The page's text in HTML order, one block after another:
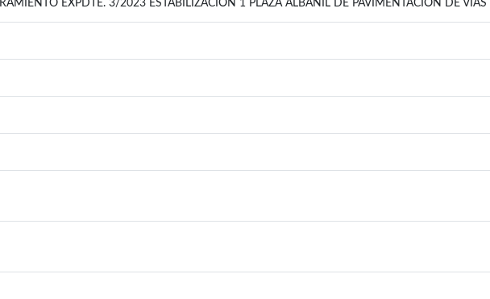
EXPDTE. 3/2023 ESTABILIZACIÓN 1 PLAZA ALBAÑIL DE PAVIMENTACIÓN DE VÍAS